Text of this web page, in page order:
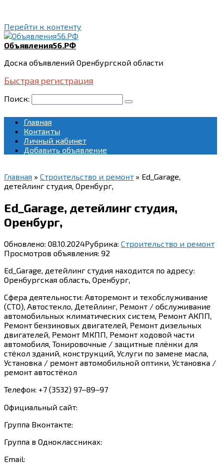
Перейти к контенту
Объявления56.РФ
Доска объявлений Оренбургской области
Быстрая регистрация
Поиск:
Главная
Контакты
Личный кабинет
Добавить объявление
Главная » Строительство и ремонт » Ed_Garage,
детейлинг студия, Оренбург,
Ed_Garage, детейлинг студия,
Оренбург,
Обновлено: 08.10.2024Рубрика: Строительство и ремонт
Просмотров объявления: 92
Ed_Garage, детейлинг студия находится по адресу:
Оренбургская область, Оренбург,
Сфера деятельности: Авторемонт и техобслуживание
(СТО), Автостекло, Детейлинг, Ремонт / обслуживание
автомобильных климатических систем, Ремонт АКПП,
Ремонт бензиновых двигателей, Ремонт дизельных
двигателей, Ремонт МКПП, Ремонт ходовой части
автомобиля, Тонировочные / защитные плёнки для
стёкол зданий, конструкций, Услуги по замене масла,
Установка / ремонт автомобильной оптики, Установка /
ремонт автостёкол
Телефон: +7 (3532) 97‒89‒97
Официальный сайт:
Группа Вконтакте:
Группа в Одноклассниках:
Email: